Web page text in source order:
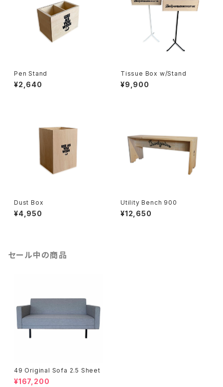
Pen Stand
¥2,640
Tissue Box w/Stand
¥9,900
Dust Box
¥4,950
Utility Bench 900
¥12,650
セール中の商品
49 Original Sofa 2.5 Sheet
¥167,200